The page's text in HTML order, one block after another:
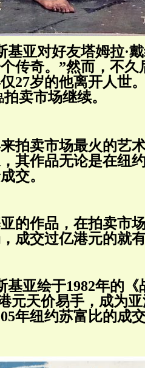
基亚对好友塔姆拉·
传奇。”然而，不久
27岁的他离开人世
拍卖市场继续。
拍卖市场最火的艺
其作品无论是在纽
交。
的作品，在拍卖市
成交过亿港元的就
基亚绘于1982年的
元天价易手，成为
年纽约苏富比的成